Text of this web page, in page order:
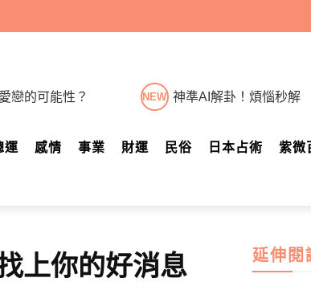
戀的可能性？ NEW 神準AI解卦！煩惱秒解
運 感情 事業 財運 民俗 日本占術 紫微
上你的好消息
延伸閱